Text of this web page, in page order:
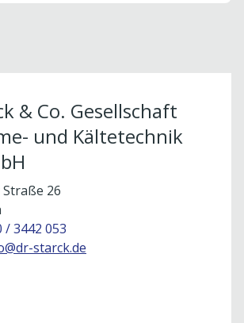
Datenschutzerklärung.
Einstellungen öffnen
& Co. Gesellschaft
und Kältetechnik
26
/ 3442 053
starck.de